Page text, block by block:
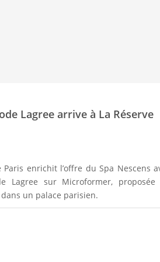
Lagree arrive à La Réserve
Paris enrichit l’offre du Spa Nescens
Lagree sur Microformer, proposée
un palace parisien.